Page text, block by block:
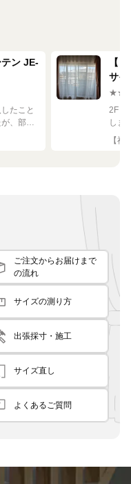
ン JE-
たこと
、部屋
【
サイ
2Fリ
しま
し
で
【神
ご注文からお届けまで
の流れ
サイズの測り方
出張採寸・施工
サイズ直し
よくあるご質問